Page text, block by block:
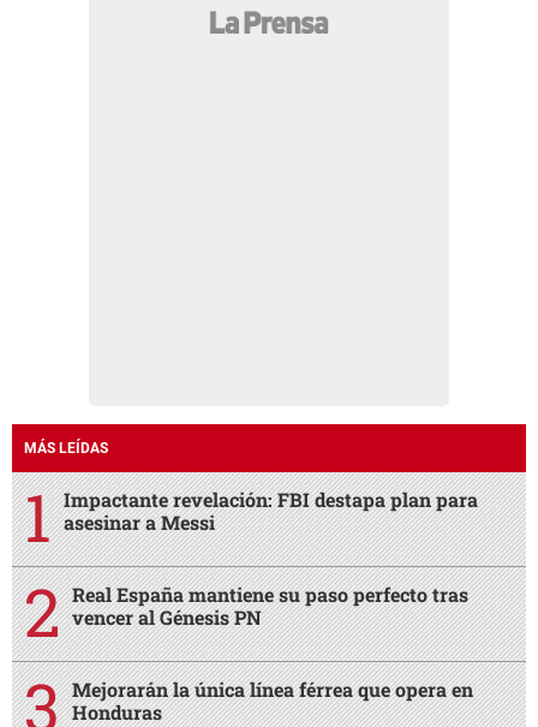
MÁS LEÍDAS
Impactante revelación: FBI destapa plan para
asesinar a Messi
Real España mantiene su paso perfecto tras
vencer al Génesis PN
Mejorarán la única línea férrea que opera en
Honduras